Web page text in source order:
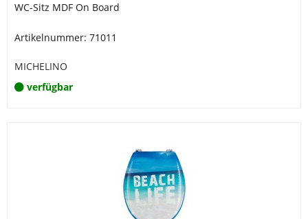
WC-Sitz MDF On Board
Artikelnummer: 71011
MICHELINO
verfügbar